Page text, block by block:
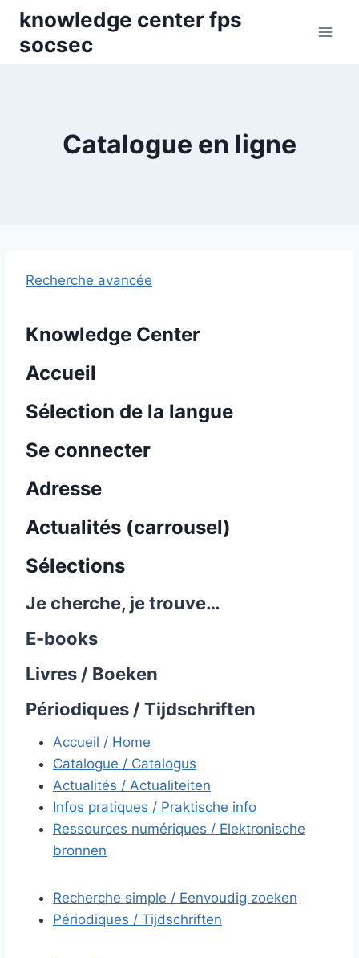
Skip
content
knowledge center fps
socsec
Catalogue en ligne
Recherche avancée
Knowledge Center
Accueil
Sélection de la langue
Se connecter
Adresse
Actualités (carrousel)
Sélections
Je cherche, je trouve…
E-books
Livres / Boeken
Périodiques / Tijdschriften
Accueil / Home
Catalogue / Catalogus
Actualités / Actualiteiten
Infos pratiques / Praktische info
Ressources numériques / Elektronische
bronnen
Recherche simple / Eenvoudig zoeken
Périodiques / Tijdschriften